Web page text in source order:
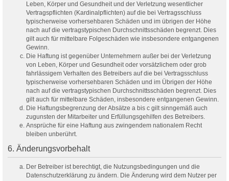
Leben, Körper und Gesundheit und der Verletzung wesentlicher
Vertragspflichten (Kardinalpflichten) auf die bei Vertragsschluss
typischerweise vorhersehbaren Schäden und im übrigen der Höhe
nach auf die vertragstypischen Durchschnittsschäden begrenzt. Dies
gilt auch für mittelbare Folgeschäden wie insbesondere entgangenen
Gewinn.
Die Haftung ist gegenüber Unternehmern außer bei der Verletzung
von Leben, Körper und Gesundheit oder vorsätzlichem oder grob
fahrlässigem Verhalten des Betreibers auf die bei Vertragsschluss
typischerweise vorhersehbaren Schäden und im Übrigen der Höhe
nach auf die vertragstypischen Durchschnittsschäden begrenzt. Dies
gilt auch für mittelbare Schäden, insbesondere entgangenen Gewinn.
Die Haftungsbegrenzung der Absätze a bis c gilt sinngemäß auch
zugunsten der Mitarbeiter und Erfüllungsgehilfen des Betreibers.
Ansprüche für eine Haftung aus zwingendem nationalem Recht
bleiben unberührt.
6. Änderungsvorbehalt
Der Betreiber ist berechtigt, die Nutzungsbedingungen und die
Datenschutzerklärung zu ändern. Die Änderung wird dem Nutzer per